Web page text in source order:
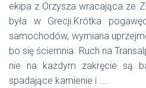
ekipa z Orzysza wracająca ze
była w Grecji.Krótka
samochodów, wymiana
bo się ściemnia. Ruch na
nie na każdym zakręcie są
spadające kamienie i ….